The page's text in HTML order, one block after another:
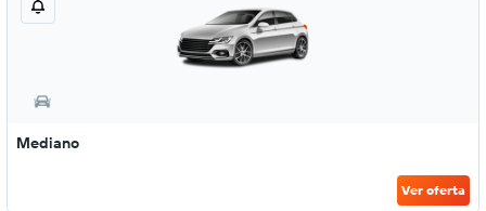
Mediano
Ver oferta